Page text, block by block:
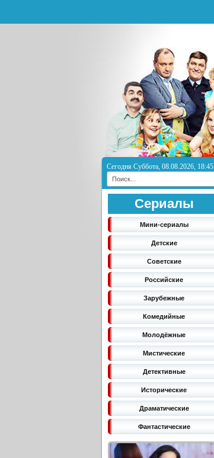
Сегодня Суббота, 08.08.2026, 18:45
Сериалы
Мини-сериалы
Детские
Советские
Российские
Зарубежные
Комедийные
Молодёжные
Мистические
Детективные
Исторические
Драматические
Фантастические